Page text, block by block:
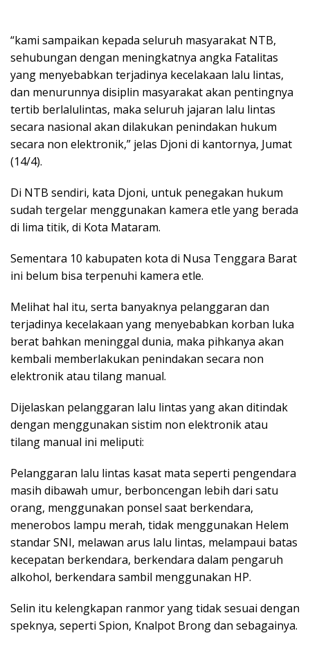
“kami sampaikan kepada seluruh masyarakat NTB,
sehubungan dengan meningkatnya angka Fatalitas
yang menyebabkan terjadinya kecelakaan lalu lintas,
dan menurunnya disiplin masyarakat akan pentingnya
tertib berlalulintas, maka seluruh jajaran lalu lintas
secara nasional akan dilakukan penindakan hukum
secara non elektronik,” jelas Djoni di kantornya, Jumat
(14/4).
Di NTB sendiri, kata Djoni, untuk penegakan hukum
sudah tergelar menggunakan kamera etle yang berada
di lima titik, di Kota Mataram.
Sementara 10 kabupaten kota di Nusa Tenggara Barat
ini belum bisa terpenuhi kamera etle.
Melihat hal itu, serta banyaknya pelanggaran dan
terjadinya kecelakaan yang menyebabkan korban luka
berat bahkan meninggal dunia, maka pihkanya akan
kembali memberlakukan penindakan secara non
elektronik atau tilang manual.
Dijelaskan pelanggaran lalu lintas yang akan ditindak
dengan menggunakan sistim non elektronik atau
tilang manual ini meliputi:
Pelanggaran lalu lintas kasat mata seperti pengendara
masih dibawah umur, berboncengan lebih dari satu
orang, menggunakan ponsel saat berkendara,
menerobos lampu merah, tidak menggunakan Helem
standar SNI, melawan arus lalu lintas, melampaui batas
kecepatan berkendara, berkendara dalam pengaruh
alkohol, berkendara sambil menggunakan HP.
Selin itu kelengkapan ranmor yang tidak sesuai dengan
speknya, seperti Spion, Knalpot Brong dan sebagainya.